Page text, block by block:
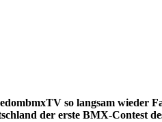
so langsam wieder
der erste BMX-Contest